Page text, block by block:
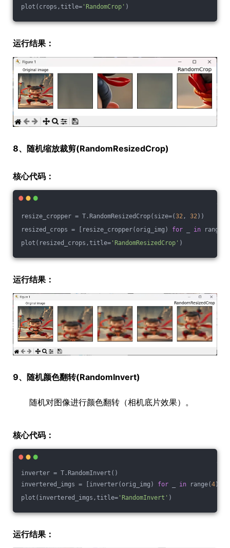
plot(crops,title= 'RandomCrop' )
运行结果：
8、随机缩放裁剪(RandomResizedCrop)
核心代码：
resize_cropper = T.RandomResizedCrop(size=(32, 32))
resized_crops = [resize_cropper(orig_img) for in range(
plot(resized_crops,title= 'RandomResizedCrop' )
运行结果：
9、随机颜色翻转(RandomInvert)
随机对图像进行颜色翻转（相机底片效果）。
核心代码：
inverter = T.RandomInvert()
invertered_imgs = [inverter(orig_img) for in range(4)]
plot(invertered_imgs,title= 'RandomInvert' )
运行结果：